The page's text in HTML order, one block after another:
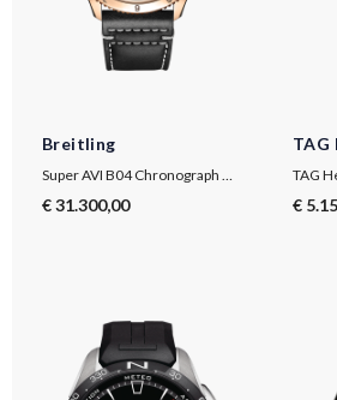
Breitling
Super AVI B04 Chronograph GMT 46 P-51 Mustang
€ 31.300,00
TAG
€